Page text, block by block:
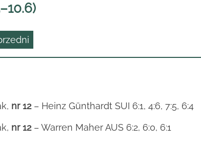
nr 12– Heinz Günthardt SUI 6:1, 4:6, 7:5, 6:4
nr 12– Warren Maher AUS 6:2, 6:0, 6:1